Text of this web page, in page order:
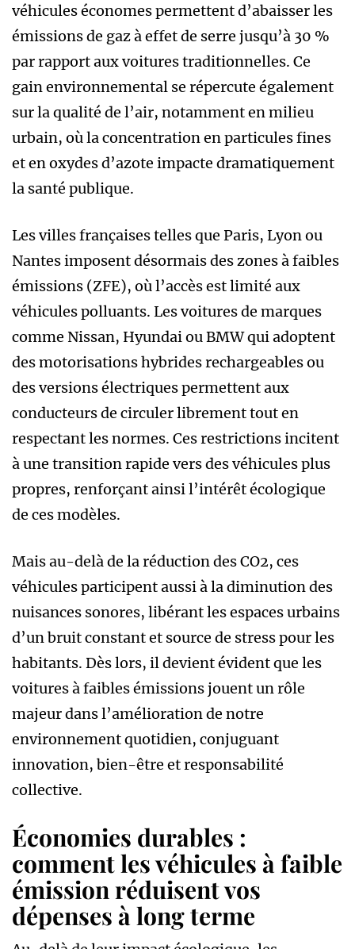
véhicules économes permettent d’abaisser les
émissions de gaz à effet de serre jusqu’à 30 %
par rapport aux voitures traditionnelles. Ce
gain environnemental se répercute également
sur la qualité de l’air, notamment en milieu
urbain, où la concentration en particules fines
et en oxydes d’azote impacte dramatiquement
la santé publique.
Les villes françaises telles que Paris, Lyon ou
Nantes imposent désormais des zones à faibles
émissions (ZFE), où l’accès est limité aux
véhicules polluants. Les voitures de marques
comme Nissan, Hyundai ou BMW qui adoptent
des motorisations hybrides rechargeables ou
des versions électriques permettent aux
conducteurs de circuler librement tout en
respectant les normes. Ces restrictions incitent
à une transition rapide vers des véhicules plus
propres, renforçant ainsi l’intérêt écologique
de ces modèles.
Mais au-delà de la réduction des CO2, ces
véhicules participent aussi à la diminution des
nuisances sonores, libérant les espaces urbains
d’un bruit constant et source de stress pour les
habitants. Dès lors, il devient évident que les
voitures à faibles émissions jouent un rôle
majeur dans l’amélioration de notre
environnement quotidien, conjuguant
innovation, bien-être et responsabilité
collective.
Économies durables :
comment les véhicules à faible
émission réduisent vos
dépenses à long terme